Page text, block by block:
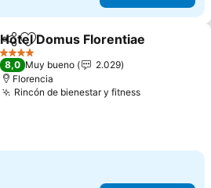
CompartirAgregar a favoritos
Hotel Domus Florentiae
4 Estrellas
8,0 Muy bueno
2.029
Florencia
Rincón de bienestar y fitnessVer precios